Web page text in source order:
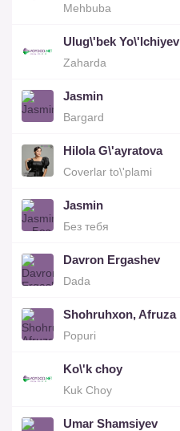
Mehbuba
Ulug\'bek Yo\'lchiyev
Zaharda
Jasmin
Bargard
Hilola G\'ayratova
Coverlar to\'plami
Jasmin
Без тебя
Davron Ergashev
Dada
Shohruhxon, Afruza
Popuri
Ko\'k choy
Kuk Choy
Umar Shamsiyev